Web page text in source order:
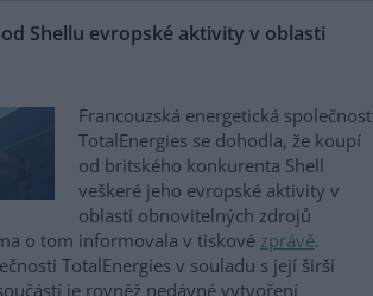
Shellu evropské aktivity v oblasti
Francouzská energetická společnost
TotalEnergies se dohodla, že koupí
od britského konkurenta Shell
veškeré jeho evropské aktivity v
oblasti obnovitelných zdrojů
o tom informovala v tiskové zprávě.
TotalEnergies v souladu s její širší
je rovněž nedávné vytvoření